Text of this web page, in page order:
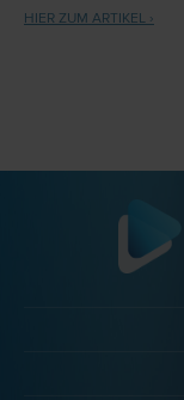
HIER ZUM ARTIKEL ›